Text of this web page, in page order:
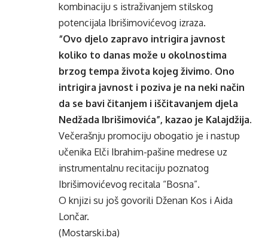
kombinaciju s istraživanjem stilskog
potencijala Ibrišimovićevog izraza.
“Ovo djelo zapravo intrigira javnost
koliko to danas može u okolnostima
brzog tempa života kojeg živimo. Ono
intrigira javnost i poziva je na neki način
da se bavi čitanjem i iščitavanjem djela
Nedžada Ibrišimovića”, kazao je Kalajdžija.
Večerašnju promociju obogatio je i nastup
učenika Elči Ibrahim-pašine medrese uz
instrumentalnu recitaciju poznatog
Ibrišimovićevog recitala “Bosna”.
O knjizi su još govorili Dženan Kos i Aida
Lončar.
(Mostarski.ba)